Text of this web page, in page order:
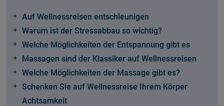
Auf Wellnessreisen entschleunigen
Warum ist der Stressabbau so wichtig?
Welche Möglichkeiten der Entspannung gibt es
Massagen sind der Klassiker auf Wellnessreisen
Welche Möglichkeiten der Massage gibt es?
Schenken Sie auf Wellnessreise Ihrem Körper
Achtsamkeit